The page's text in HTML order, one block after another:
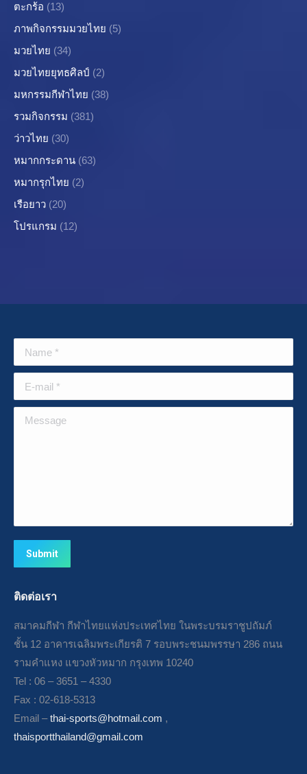
ตะกร้อ (13)
ภาพกิจกรรมมวยไทย (5)
มวยไทย (34)
มวยไทยยุทธศิลป์ (2)
มหกรรมกีฬาไทย (38)
รวมกิจกรรม (381)
ว่าวไทย (30)
หมากกระดาน (63)
หมากรุกไทย (2)
เรือยาว (20)
โปรแกรม (12)
Name *
E-mail *
Message
Submit
ติดต่อเรา
สมาคมกีฬา กีฬาไทยแห่งประเทศไทย ในพระบรมราชูปถัมภ์
ชั้น 12 อาคารเฉลิมพระเกียรติ 7 รอบพระชนมพรรษา 286 ถนน
รามคำแหง แขวงหัวหมาก กรุงเทพ 10240
Tel : 06 – 3651 – 4330
Fax : 02-618-5313
Email –thai-sports@hotmail.com ,
thaisportthailand@gmail.com